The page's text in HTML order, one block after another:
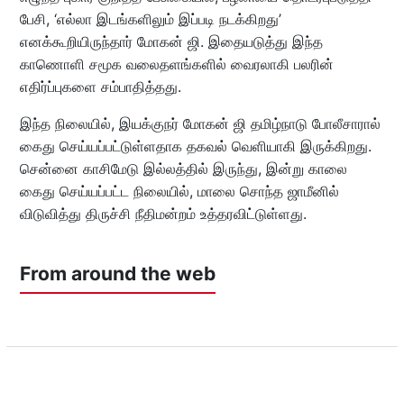
பேசி, ‘எல்லா இடங்களிலும் இப்படி நடக்கிறது’
எனக்கூறியிருந்தார் மோகன் ஜி. இதையடுத்து இந்த
காணொளி சமூக வலைதளங்களில் வைரலாகி பலரின்
எதிர்ப்புகளை சம்பாதித்தது.
இந்த நிலையில், இயக்குநர் மோகன் ஜி தமிழ்நாடு போலீசாரால்
கைது செய்யப்பட்டுள்ளதாக தகவல் வெளியாகி இருக்கிறது.
சென்னை காசிமேடு இல்லத்தில் இருந்து, இன்று காலை
கைது செய்யப்பட்ட நிலையில், மாலை சொந்த ஜாமீனில்
விடுவித்து திருச்சி நீதிமன்றம் உத்தரவிட்டுள்ளது.
From around the web